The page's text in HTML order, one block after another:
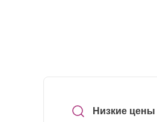
Низкие цены